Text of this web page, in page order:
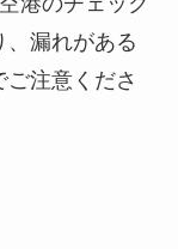
、漏れがある
注意くださ